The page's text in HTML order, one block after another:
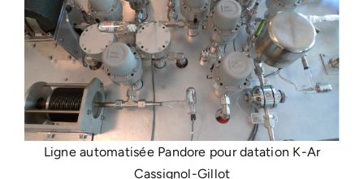
Ligne automatisée Pandore pour datation K-Ar
Cassignol-Gillot